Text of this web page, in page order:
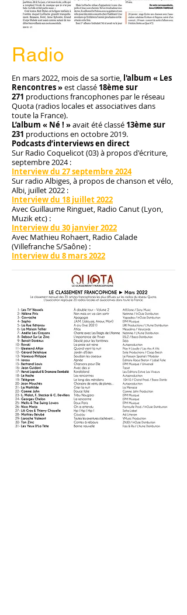
Radio
En mars 2022, mois de sa sortie, l'album « Les
Rencontres »est classé 18ème sur
271 productions francophones par le réseau
Quota (radios locales et associatives dans
toute la France).
L’album « Né ! »avait été classé 13ème sur
231 productions en octobre 2019.
Podcasts d’interviews en direct
Sur Radio Coquelicot (03) à propos d'écriture,
septembre 2024 :
Interview du 27 septembre 2024
Sur radio Albiges, à propos de chanson et vélo,
Albi, juillet 2022 :
Interview du 18 juillet 2022
Avec Guillaume Ringuet, Radio Canut (Lyon,
Muzik etc) :
Interview du 30 janvier 2022
Avec Mathieu Rohaert, Radio Calade
(Villefranche S/Saône) :
Interview du 8 mars 2022